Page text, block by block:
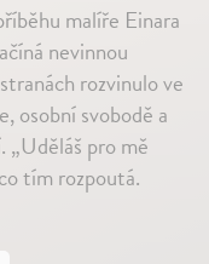
malíře Einara
nevinnou
rozvinulo ve
osobní svobodě a
„Uděláš pro mě
tím rozpoutá.